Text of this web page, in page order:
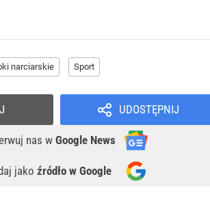
narciarskie Sport
UDOSTĘPNIJ
nas w Google News
jako źródło w Google